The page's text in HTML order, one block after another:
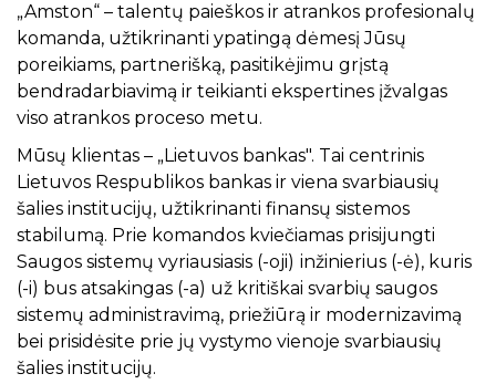
„Amston“ – talentų paieškos ir atrankos profesionalų
komanda, užtikrinanti ypatingą dėmesį Jūsų
poreikiams, partnerišką, pasitikėjimu grįstą
bendradarbiavimą ir teikianti ekspertines įžvalgas
viso atrankos proceso metu.
Mūsų klientas – „Lietuvos bankas". Tai centrinis
Lietuvos Respublikos bankas ir viena svarbiausių
šalies institucijų, užtikrinanti finansų sistemos
stabilumą. Prie komandos kviečiamas prisijungti
Saugos sistemų vyriausiasis (-oji) inžinierius (-ė), kuris
(-i) bus atsakingas (-a) už kritiškai svarbių saugos
sistemų administravimą, priežiūrą ir modernizavimą
bei prisidėsite prie jų vystymo vienoje svarbiausių
šalies institucijų.